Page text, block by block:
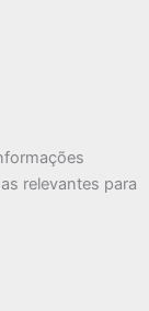
relevantes para